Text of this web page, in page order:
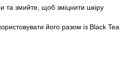
та змийте, щоб зміцнити шкіру
його разом із Black Tea